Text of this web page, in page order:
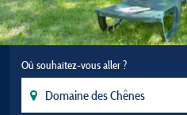
Où souhaitez-vous aller ?